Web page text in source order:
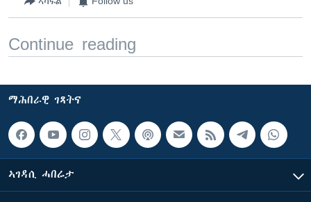
Continue reading
ማሕበራዊ ገጻትና
ኣገዳሲ ሓበሬታ